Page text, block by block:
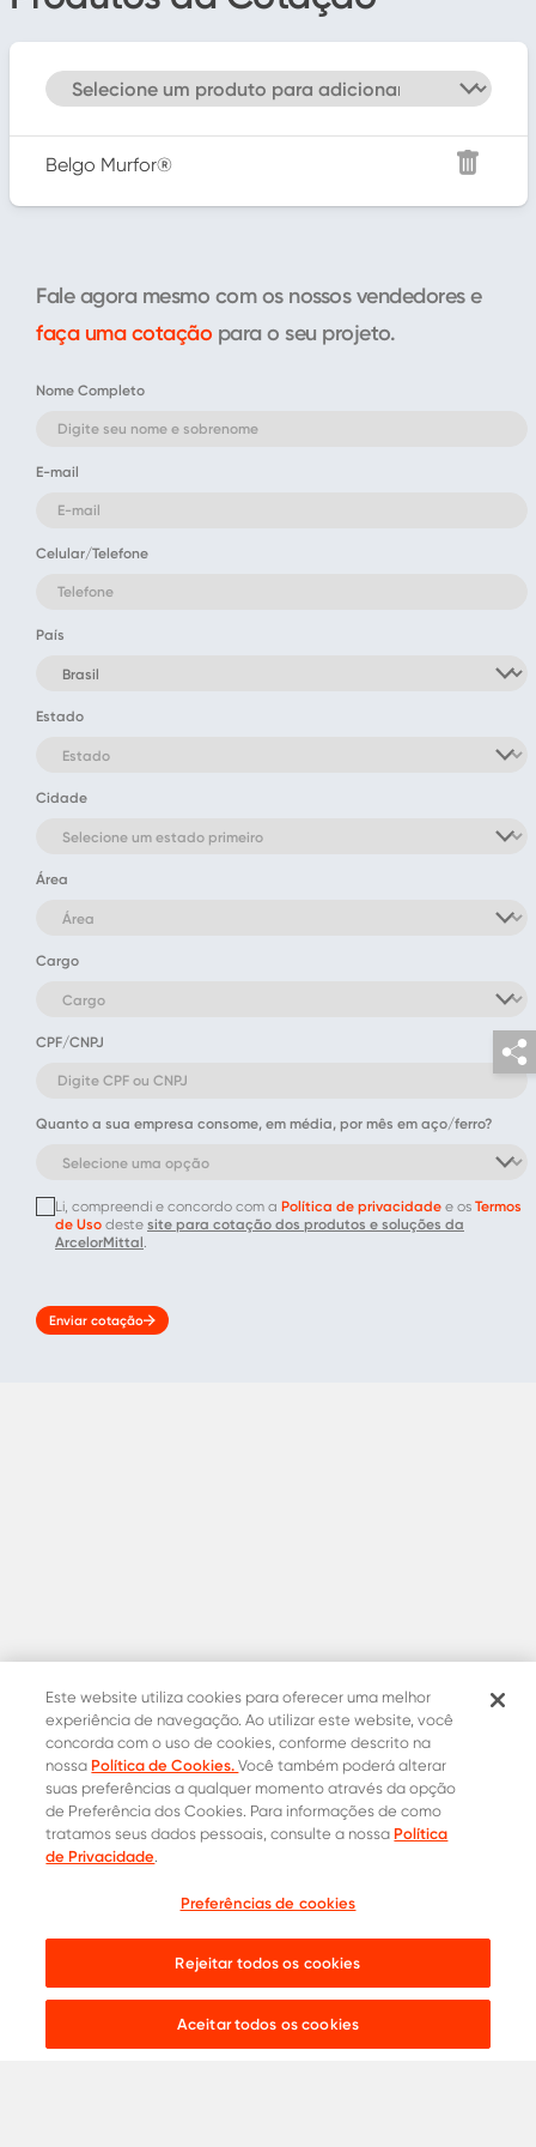
Belgo Murfor®
Fale agora mesmo com os nossos vendedores e
faça uma cotação para o seu projeto.
Nome Completo
E-mail
Celular/Telefone
País
Estado
Cidade
Área
Cargo
CPF/CNPJ
Quanto a sua empresa consome, em média, por mês em aço/ferro?
Li, compreendi e concordo com a Política de privacidade e os Termos
de Uso deste site para cotação dos produtos e soluções da
ArcelorMittal.
Enviar cotação
Contatos Oficiais
Onde comprar
Live chat:
Este website utiliza cookies para oferecer uma melhor
experiência de navegação. Ao utilizar este website, você
concorda com o uso de cookies, conforme descrito na
nossa Política de Cookies.Você também poderá alterar
suas preferências a qualquer momento através da opção
de Preferência dos Cookies. Para informações de como
tratamos seus dados pessoais, consulte a nossa Política
de Privacidade.
Preferências de cookies
Rejeitar todos os cookies
Aceitar todos os cookies